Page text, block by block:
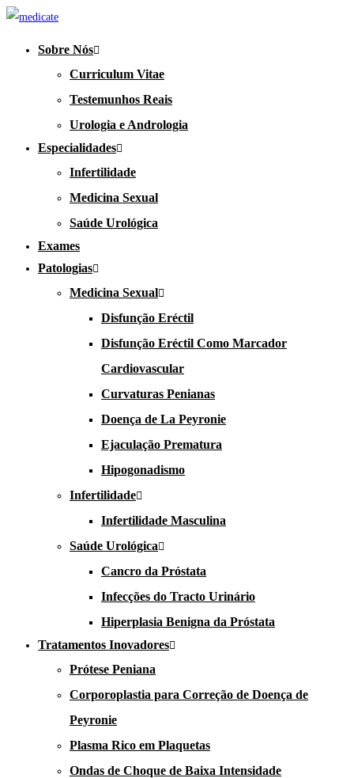
Sobre Nós
Curriculum Vitae
Testemunhos Reais
Urologia e Andrologia
Especialidades
Infertilidade
Medicina Sexual
Saúde Urológica
Exames
Patologias
Medicina Sexual
Disfunção Eréctil
Disfunção Eréctil Como Marcador
Cardiovascular
Curvaturas Penianas
Doença de La Peyronie​​
Ejaculação Prematura​
Hipogonadismo
Infertilidade
Infertilidade Masculina
Saúde Urológica
Cancro da Próstata
Infecções do Tracto Urinário
Hiperplasia Benigna da Próstata
Tratamentos Inovadores
Prótese Peniana
Corporoplastia para Correção de Doença de
Peyronie
Plasma Rico em Plaquetas
Ondas de Choque de Baixa Intensidade